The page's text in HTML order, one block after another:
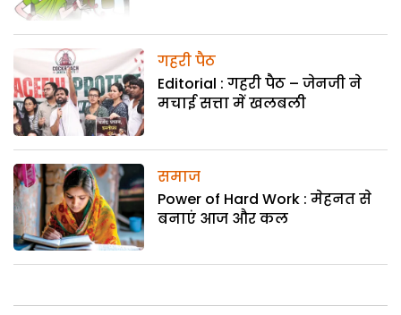
गहरी पैठ
Editorial : गहरी पैठ – जेनजी ने
मचाई सत्ता में खलबली
समाज
Power of Hard Work : मेहनत से
बनाएं आज और कल